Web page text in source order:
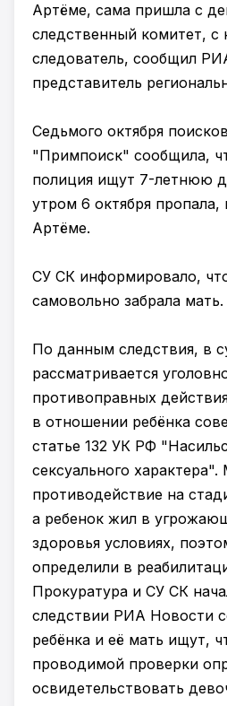
Артёме, сама пришла с
следственный комитет, с
следователь, сообщил
представитель
Седьмого октября
"Примпоиск" сообщила,
полиция ищут 7-летнюю
утром 6 октября
Артёме.
СУ СК информировало,
самовольно забрала мать.
По данным следствия, в
рассматривается
противоправных
в отношении ребёнка
статье 132 УК РФ
сексуального
противодействие на
а ребенок жил в
здоровья условиях,
определили в
Прокуратура и СУ СК
следствии РИА Новости
ребёнка и её мать ищут,
проводимой проверки
освидетельствовать